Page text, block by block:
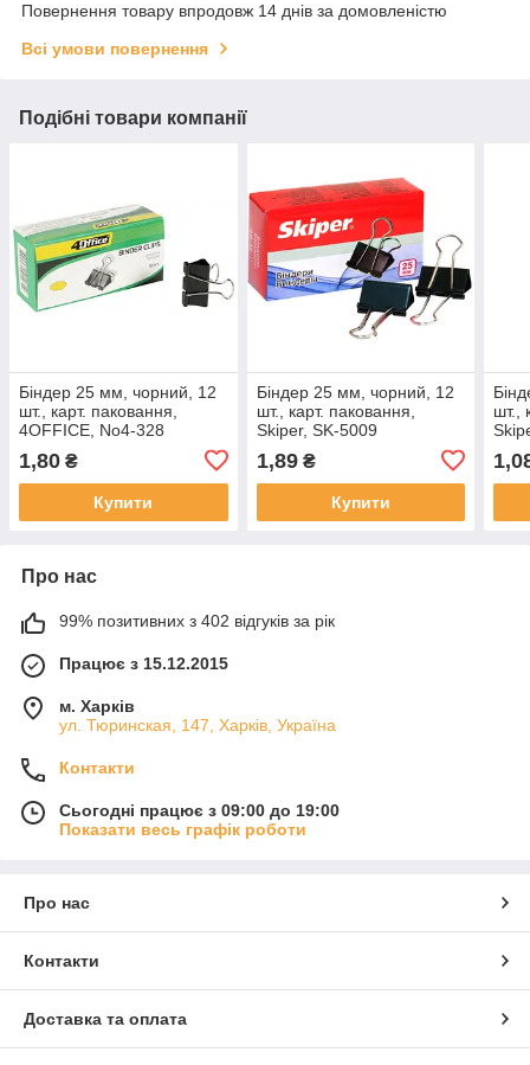
Повернення товару впродовж 14 днів за домовленістю
Всі умови повернення
Подібні товари компанії
Біндер 25 мм, чорний, 12
шт., карт. паковання,
4OFFICE, No4-328
1,80 ₴
Купити
Біндер 25 мм, чорний, 12
шт., карт. паковання,
Skiper, SK-5009
1,89₴
Купити
шт.,
Про нас
99% позитивних з 402 відгуків за рік
Працює з 15.12.2015
м. Харків
ул. Тюринская, 147, Харків, Україна
Контакти
Сьогодні працює з 09:00 до 19:00
Показати весь графік роботи
Про нас
Контакти
Доставка та оплата